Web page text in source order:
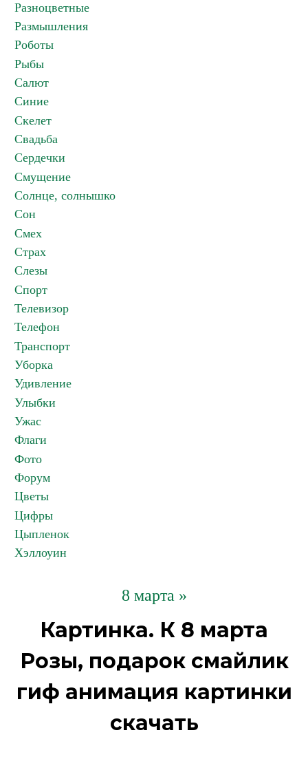
Разноцветные
Размышления
Роботы
Рыбы
Салют
Синие
Скелет
Свадьба
Сердечки
Смущение
Солнце, солнышко
Сон
Смех
Страх
Слезы
Спорт
Телевизор
Телефон
Транспорт
Уборка
Удивление
Улыбки
Ужас
Флаги
Фото
Форум
Цветы
Цифры
Цыпленок
Хэллоуин
8 марта »
Картинка. К 8 марта
Розы, подарок смайлик
гиф анимация картинки
скачать